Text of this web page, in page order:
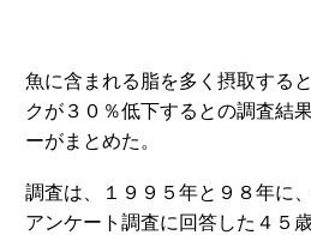
魚に含まれる脂を多く摂取すると
クが３０％低下するとの調査結
ーがまとめた。
調査は、１９９５年と９８年に
アンケート調査に回答した４５